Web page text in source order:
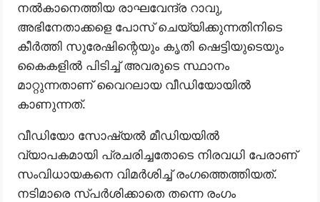
നൽകാനെത്തിയ രാഘവേന്ദ്ര റാവു,
അഭിനേതാക്കളെ പോസ് ചെയ്യിക്കുന്നതിനിടെ
കീർത്തി സുരേഷിന്റെയും കൃതി ഷെട്ടിയുടെയും
കൈകളിൽ പിടിച്ച് അവരുടെ സ്ഥാനം
മാറ്റുന്നതാണ് വൈറലായ വീഡിയോയിൽ
കാണുന്നത്.
വീഡിയോ സോഷ്യൽ മീഡിയയിൽ
വ്യാപകമായി പ്രചരിച്ചതോടെ നിരവധി പേരാണ്
സംവിധായകനെ വിമർശിച്ച് രംഗത്തെത്തിയത്.
നടിമാരെ സ്പർശിക്കാതെ തന്നെ രംഗം